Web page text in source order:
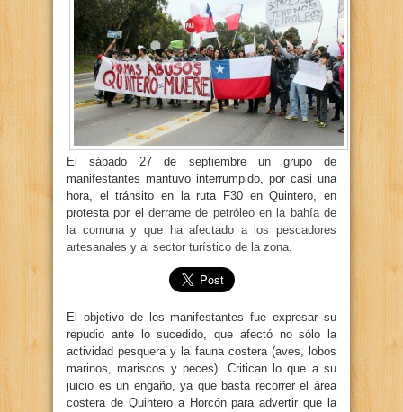
El sábado 27 de septiembre un grupo de
manifestantes mantuvo interrumpido, por casi una
hora, el tránsito en la ruta F30 en Quintero, en
protesta por el derrame de petróleo en la bahía de
la comuna y que ha afectado a los pescadores
artesanales y al sector turístico de la zona.
El objetivo de los manifestantes fue expresar su
repudio ante lo sucedido, que afectó no sólo la
actividad pesquera y la fauna costera (aves, lobos
marinos, mariscos y peces). Critican lo que a su
juicio es un engaño, ya que basta recorrer el área
costera de Quintero a Horcón para advertir que la